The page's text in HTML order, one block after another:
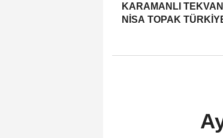
KARAMANLI
NİSA TOPAK